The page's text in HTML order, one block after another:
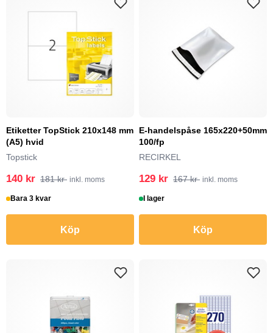
Etiketter TopStick 210x148 mm
(A5) hvid
Topstick
140 kr 181 kr inkl. moms
Bara 3 kvar
Köp
E-handelspåse 165x220+50mm
100/fp
RECIRKEL
129 kr 167 kr inkl. moms
I lager
Köp